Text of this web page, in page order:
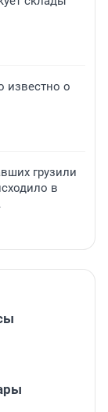
известно о
грузили
в